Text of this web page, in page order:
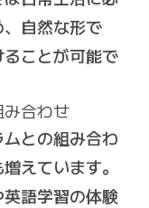
自然な形で
ることが可能で
合わせ
との組み合わ
えています。
語学習の体験